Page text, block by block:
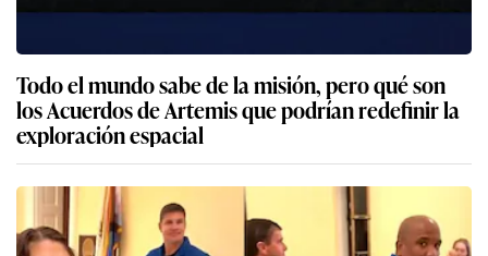
Todo el mundo sabe de la misión, pero qué son
los Acuerdos de Artemis que podrían redefinir la
exploración espacial